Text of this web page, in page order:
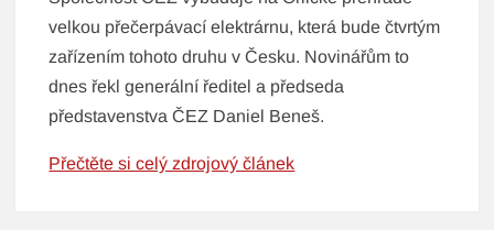
velkou přečerpávací elektrárnu, která bude čtvrtým
zařízením tohoto druhu v Česku. Novinářům to
dnes řekl generální ředitel a předseda
představenstva ČEZ Daniel Beneš.
Přečtěte si celý zdrojový článek